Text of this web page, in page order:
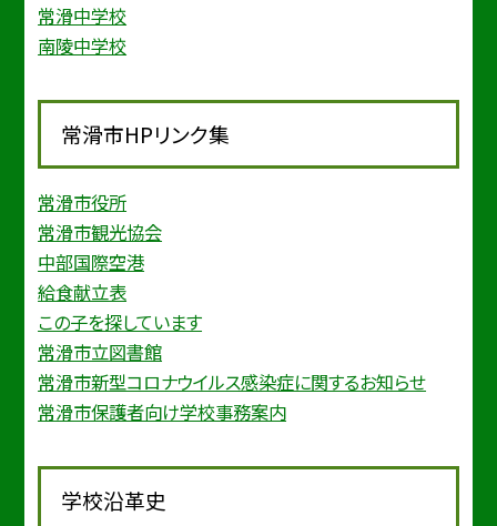
常滑中学校
南陵中学校
常滑市HPリンク集
常滑市役所
常滑市観光協会
中部国際空港
給食献立表
この子を探しています
常滑市立図書館
常滑市新型コロナウイルス感染症に関するお知らせ
常滑市保護者向け学校事務案内
学校沿革史